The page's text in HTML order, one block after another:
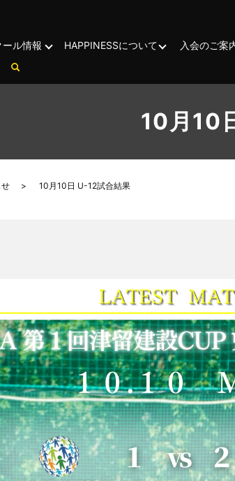
ール情報 HAPPINESSについて 入会のご案
10月10
10月10日 U-12試合結果